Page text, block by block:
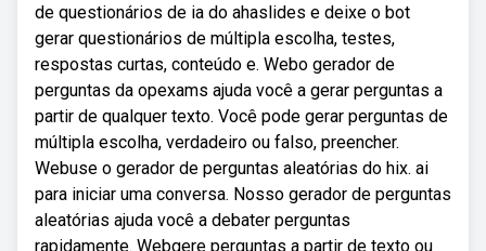
de questionários de ia do ahaslides e deixe o bot
gerar questionários de múltipla escolha, testes,
respostas curtas, conteúdo e. Webo gerador de
perguntas da opexams ajuda você a gerar perguntas a
partir de qualquer texto. Você pode gerar perguntas de
múltipla escolha, verdadeiro ou falso, preencher.
Webuse o gerador de perguntas aleatórias do hix. ai
para iniciar uma conversa. Nosso gerador de perguntas
aleatórias ajuda você a debater perguntas
rapidamente. Webgere perguntas a partir de texto ou